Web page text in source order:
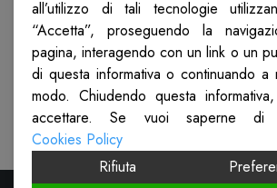
all’utilizzo di tali tecnologie
“Accetta”, proseguendo la
pagina, interagendo con un link o un
di questa informativa o continuando a
modo. Chiudendo questa
accettare. Se vuoi saperne
Cookies Policy
Rifiuta